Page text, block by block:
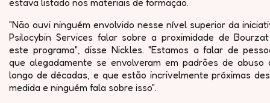
estava listado nos materiais de formação.
"Não ouvi ninguém envolvido nesse nível superior da
Psilocybin Services falar sobre a proximidade de
este programa", disse Nickles. "Estamos a falar de
que alegadamente se envolveram em padrões de abuso
longo de décadas, e que estão incrivelmente próximas
medida e ninguém fala sobre isso".